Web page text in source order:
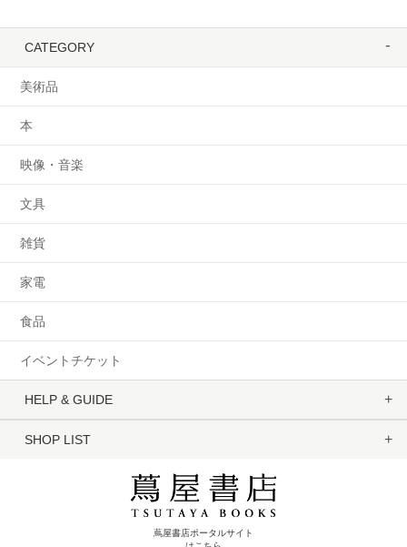
CATEGORY
美術品
本
映像・音楽
文具
雑貨
家電
食品
イベントチケット
HELP & GUIDE
SHOP LIST
蔦屋書店ポータルサイト